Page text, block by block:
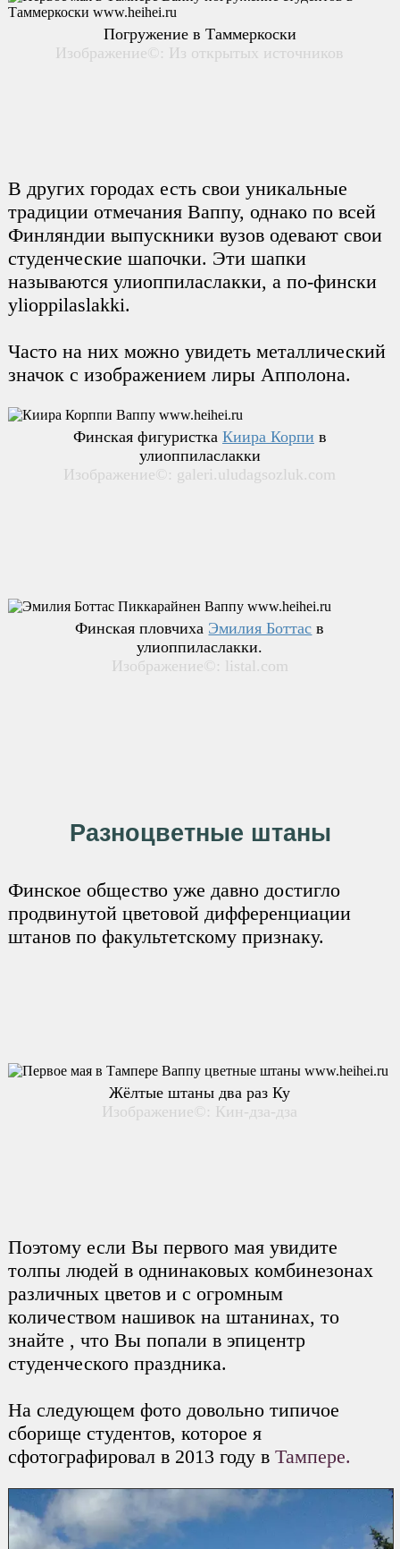
Погружение в Таммеркоски
Изображение©: Из открытых источников
В других городах есть свои уникальные
традиции отмечания Ваппу, однако по всей
Финляндии выпускники вузов одевают свои
студенческие шапочки. Эти шапки
называются улиоппиласлакки, а по-фински
ylioppilaslakki.
Часто на них можно увидеть металлический
значок с изображением лиры Апполона.
Финская фигуристка Киира Корпи в
улиоппиласлакки
Изображение©: galeri.uludagsozluk.com
Финская пловчиха Эмилия Боттас в
улиоппиласлакки.
Изображение©: listal.com
Разноцветные штаны
Финское общество уже давно достигло
продвинутой цветовой дифференциации
штанов по факультетскому признаку.
Жёлтые штаны два раз Ку
Изображение©: Кин-дза-дза
Поэтому если Вы первого мая увидите
толпы людей в однинаковых комбинезонах
различных цветов и с огромным
количеством нашивок на штанинах, то
знайте , что Вы попали в эпицентр
студенческого праздника.
На следующем фото довольно типичое
сборище студентов, которое я
сфотографировал в 2013 году в Тампере.